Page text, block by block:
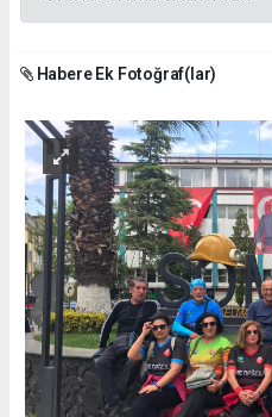
Habere Ek Fotoğraf(lar)